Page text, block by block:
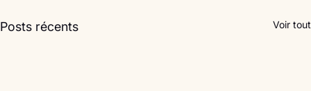
Posts récents Voir tout